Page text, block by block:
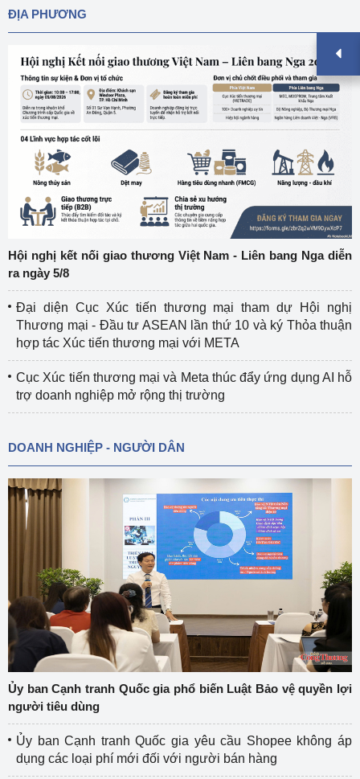
ĐỊA PHƯƠNG
Hội nghị kết nối giao thương Việt Nam - Liên bang Nga diễn
ra ngày 5/8
Đại diện Cục Xúc tiến thương mại tham dự Hội nghị
Thương mại - Đầu tư ASEAN lần thứ 10 và ký Thỏa thuận
hợp tác Xúc tiến thương mại với META
Cục Xúc tiến thương mại và Meta thúc đẩy ứng dụng AI hỗ
trợ doanh nghiệp mở rộng thị trường
DOANH NGHIỆP - NGƯỜI DÂN
Ủy ban Cạnh tranh Quốc gia phổ biến Luật Bảo vệ quyền lợi
người tiêu dùng
Ủy ban Cạnh tranh Quốc gia yêu cầu Shopee không áp
dụng các loại phí mới đối với người bán hàng